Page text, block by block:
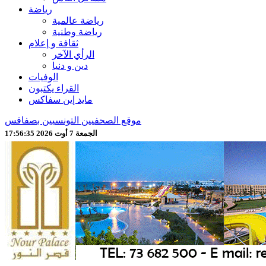
رياضة
رياضة عالمية
رياضة وطنية
ثقافة و إعلام
الرأي الآخر
دين و دنيا
الوفيات
القراء يكتبون
مايد إين سفاكس
موقع الصحفيين التونسيين بصفاقس
الجمعة 7 أوت 2026 17:56:37